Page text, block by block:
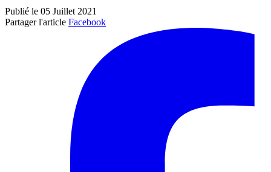
Publié le 05 Juillet 2021
Partager l'article Facebook